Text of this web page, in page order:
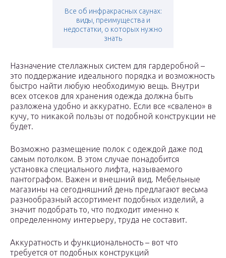
Все об инфракрасных саунах:
виды, преимущества и
недостатки, о которых нужно
знать
Назначение стеллажных систем для гардеробной –
это поддержание идеального порядка и возможность
быстро найти любую необходимую вещь. Внутри
всех отсеков для хранения одежда должна быть
разложена удобно и аккуратно. Если все «свалено» в
кучу, то никакой пользы от подобной конструкции не
будет.
Возможно размещение полок с одеждой даже под
самым потолком. В этом случае понадобится
установка специального лифта, называемого
пантографом. Важен и внешний вид. Мебельные
магазины на сегодняшний день предлагают весьма
разнообразный ассортимент подобных изделий, а
значит подобрать то, что подходит именно к
определенному интерьеру, труда не составит.
Аккуратность и функциональность – вот что
требуется от подобных конструкций